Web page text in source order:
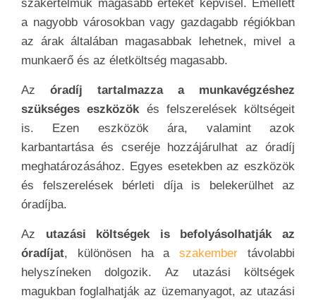
szakértelmük magasabb értéket képvisel. Emellett
a nagyobb városokban vagy gazdagabb régiókban
az árak általában magasabbak lehetnek, mivel a
munkaerő és az életköltség magasabb.
Az óradíj tartalmazza a munkavégzéshez
szükséges eszközökés felszerelések költségeit
is. Ezen eszközök ára, valamint azok
karbantartása és cseréje hozzájárulhat az óradíj
meghatározásához. Egyes esetekben az eszközök
és felszerelések bérleti díja is belekerülhet az
óradíjba.
Az utazási költségek is befolyásolhatják az
óradíjat, különösen ha aszakembertávolabbi
helyszíneken dolgozik. Az utazási költségek
magukban foglalhatják az üzemanyagot, az utazási